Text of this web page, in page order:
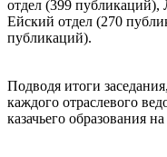
отдел (399 публикаций),
Ейский отдел (270
публикаций).
Подводя итоги
каждого отраслевого
казачьего образования